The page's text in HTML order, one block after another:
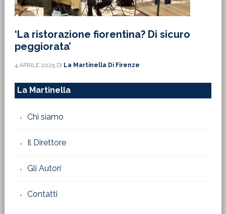
‘La ristorazione fiorentina? Di sicuro
peggiorata’
4 APRILE 2025DI La Martinella Di Firenze
La Martinella
Chi siamo
Il Direttore
Gli Autori
Contatti